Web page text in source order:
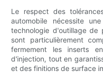
Le respect des
automobile nécessite
technologie d'outillage de
sont particulièrement
fermement les inserts
d'injection, tout en
et des finitions de surface